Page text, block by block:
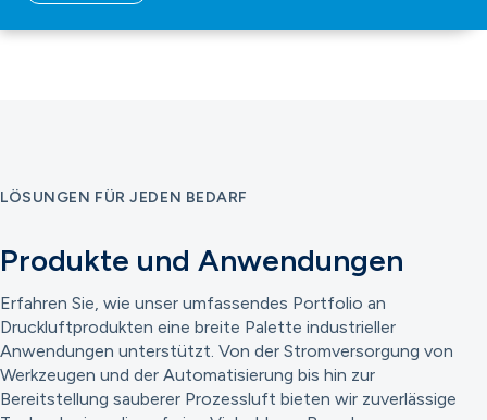
LÖSUNGEN FÜR JEDEN BEDARF
Produkte und Anwendungen
Erfahren Sie, wie unser umfassendes Portfolio an
Druckluftprodukten eine breite Palette industrieller
Anwendungen unterstützt. Von der Stromversorgung von
Werkzeugen und der Automatisierung bis hin zur
Bereitstellung sauberer Prozessluft bieten wir zuverlässige